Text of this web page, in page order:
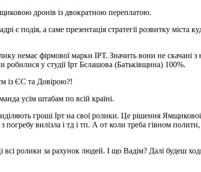
дронів із двократною переплатою.
є подія, а саме презентація стратегії розвитку
немає фірмової марки ІРТ. Значить вони не скачані з
робилися у студії Ірт Бєлашова (Батьківщина) 100%.
із ЄС та Довірою?!
усім штабам по всій країні.
гроші Ірт на свої ролики. Це рішення
вилізла і тд і тп. А от коли треба гівном
ролики за рахунок людей. І що Вадім? Далі будеш